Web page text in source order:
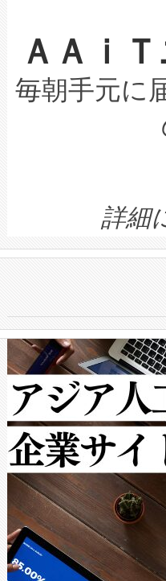
取得できる
設には、3
最高経営責
す。「当社
ームを利用
きます。こ
限を超えて
持できるよ
ービスレベ
テリー性能
念は、現在
ます。
quality and
BESS stack
centers.
からシステ
クルの各段
[…]
なレーザー
な環境下で
キロメート
LiDAR for
は1535 nm
イズの小径
す。ノーマ
ートル先ま
トに対して
では、反射
で向上し、
ットだけで
ルの変電所
作業と点群
Avia 2は、2
× 80°のノー
ードを切り
ＡＡｉ
毎朝手元に
詳細